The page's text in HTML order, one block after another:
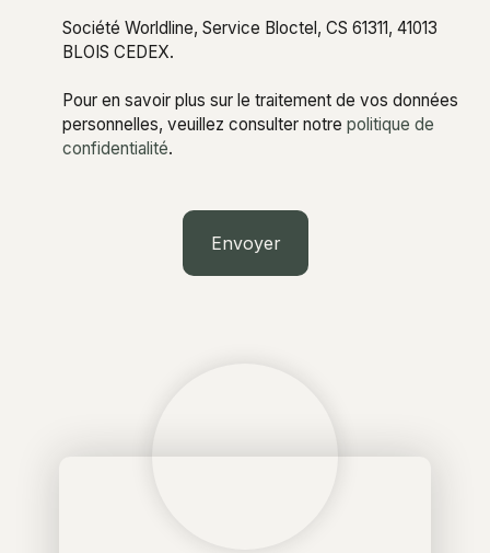
Société Worldline, Service Bloctel, CS 61311, 41013
BLOIS CEDEX.
Pour en savoir plus sur le traitement de vos données
personnelles, veuillez consulter notre politique de
confidentialité.
Envoyer